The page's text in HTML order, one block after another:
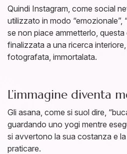
Quindi Instagram, come social
utilizzato in modo “emozionale”,
se non piace ammetterlo,
finalizzata a una ricerca
fotografata, immortalata.
L’immagine diventa
Gli asana, come si suol dire,
guardando uno yogi mentre
si avvertono la sua costanza e
praticare.